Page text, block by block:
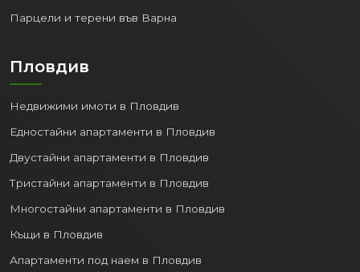
Парцели и терени във Варна
Пловдив
Недвижими имоти в Пловдив
Едностайни апартаменти в Пловдив
Двустайни апартаменти в Пловдив
Тристайни апартаменти в Пловдив
Многостайни апартаменти в Пловдив
Къщи в Пловдив
Апартаменти под наем в Пловдив